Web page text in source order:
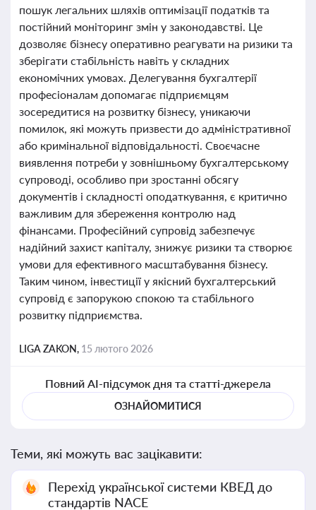
пошук легальних шляхів оптимізації податків та
постійний моніторинг змін у законодавстві. Це
дозволяє бізнесу оперативно реагувати на ризики та
зберігати стабільність навіть у складних
економічних умовах. Делегування бухгалтерії
професіоналам допомагає підприємцям
зосередитися на розвитку бізнесу, уникаючи
помилок, які можуть призвести до адміністративної
або кримінальної відповідальності. Своєчасне
виявлення потреби у зовнішньому бухгалтерському
супроводі, особливо при зростанні обсягу
документів і складності оподаткування, є критично
важливим для збереження контролю над
фінансами. Професійний супровід забезпечує
надійний захист капіталу, знижує ризики та створює
умови для ефективного масштабування бізнесу.
Таким чином, інвестиції у якісний бухгалтерський
супровід є запорукою спокою та стабільного
розвитку підприємства.
LIGA ZAKON, 15 лютого 2026
Повний AI-підсумок дня та статті-джерела
ОЗНАЙОМИТИСЯ
Теми, які можуть вас зацікавити:
Перехід української системи КВЕД до
стандартів NACE